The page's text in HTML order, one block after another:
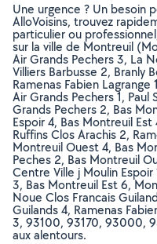
Une urgence ? Un besoin
AlloVoisins, trouvez
particulier ou
sur la ville de Montreuil
Air Grands Pechers 3, La
Villiers Barbusse 2, Branly
Ramenas Fabien
Air Grands Pechers 1, Paul
Grands Pechers 2, Bas
Espoir 4, Bas Montreuil
Ruffins Clos Arachis 2,
Montreuil Ouest 4, Bas
Peches 2, Bas Montreuil
Centre Ville j Moulin
3, Bas Montreuil Est 6,
Noue Clos Francais
Guilands 4, Ramenas
3, 93100, 93170, 93000,
aux alentours.